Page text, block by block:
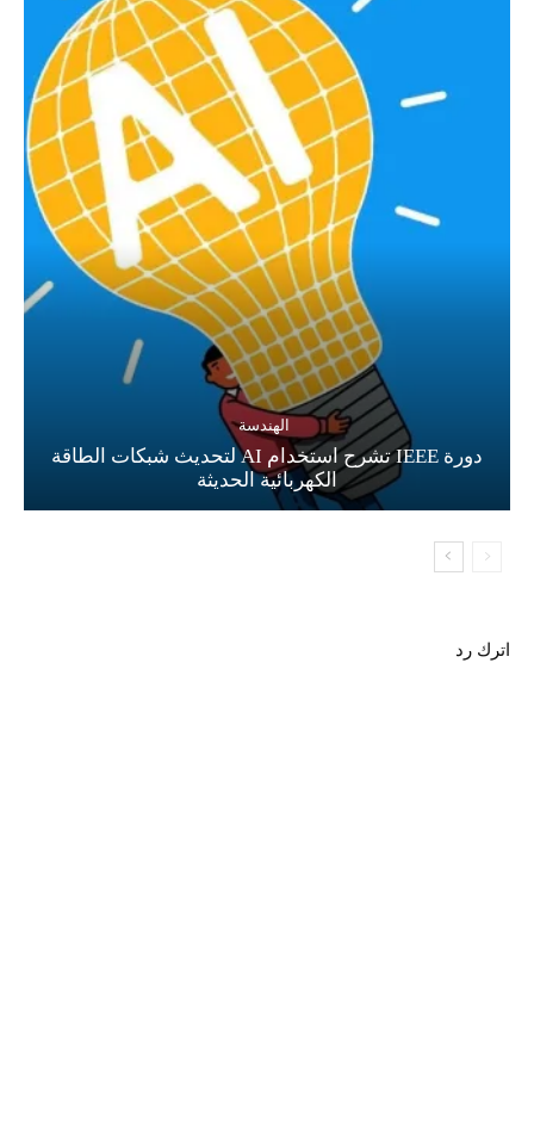
الهندسة
دورة IEEE تشرح استخدام AI لتحديث شبكات الطاقة
الكهربائية الحديثة
اترك رد